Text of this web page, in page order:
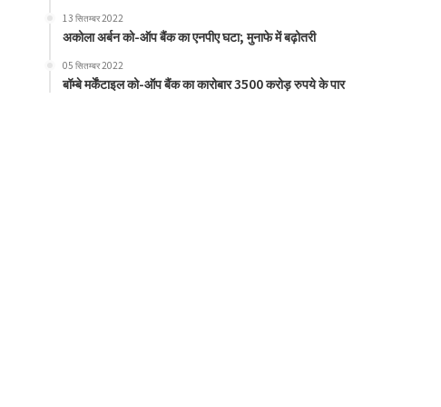
13 सितम्बर 2022
अकोला अर्बन को-ऑप बैंक का एनपीए घटा; मुनाफे में बढ़ोतरी
05 सितम्बर 2022
बॉम्बे मर्केंटाइल को-ऑप बैंक का कारोबार 3500 करोड़ रुपये के पार